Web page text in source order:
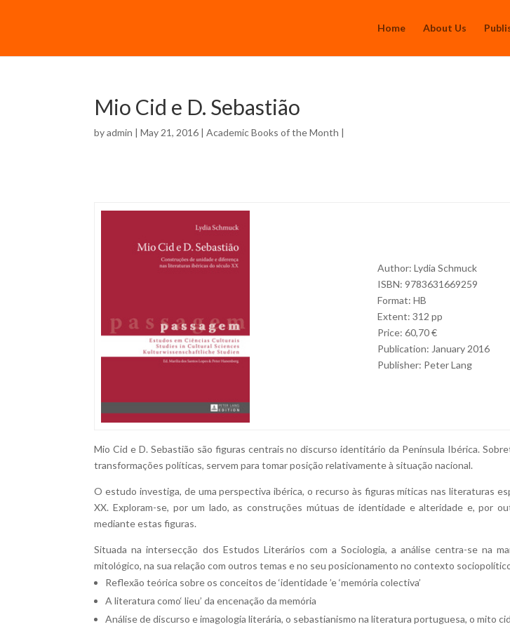
Home About Us
Mio Cid e D. Sebastião
byadmin | May 21, 2016 |Academic Books of the Month |
Author: Lydia Schmuck
ISBN: 9783631669259
Format: HB
Extent: 312 pp
Price: 60,70 €
Publication: January 2016
Publisher: Peter Lang
Mio Cid e D. Sebastião são figuras centrais no discurso identitário da Península Ibérica.
transformações políticas, servem para tomar posição relativamente à situação nacional.
O estudo investiga, de uma perspectiva ibérica, o recurso às figuras míticas nas literaturas
XX. Exploram-se, por um lado, as construções mútuas de identidade e alteridade e, por
mediante estas figuras.
Situada na intersecção dos Estudos Literários com a Sociologia, a análise centra-se na
mitológico, na sua relação com outros temas e no seu posicionamento no contexto
Reflexão teórica sobre os conceitos de ‘identidade ’e ‘memória colectiva’
A literatura como‘ lieu’ da encenação da memória
Análise de discurso e imagologia literária, o sebastianismo na literatura portuguesa, o mito